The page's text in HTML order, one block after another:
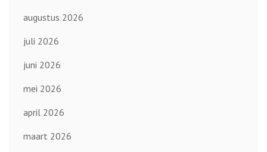
augustus 2026
juli 2026
juni 2026
mei 2026
april 2026
maart 2026